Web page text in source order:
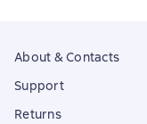
About & Contacts
Support
Returns